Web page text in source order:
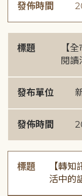
發佈時間
標題
【
閱
發布單位
發佈時間
標題
【轉
活中的